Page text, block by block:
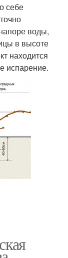
себе
воды,
в высоте
находится
испарение.